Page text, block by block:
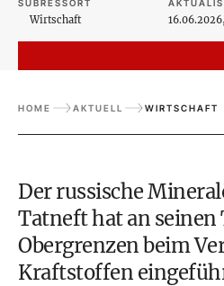
SUBRESSORT
Wirtschaft
HOME AKTUELL WIRTSCHAFT
Der russische
Tatneft hat an seinen
Obergrenzen beim
Kraftstoffen